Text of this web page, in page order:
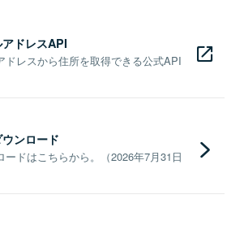
ドレスAPI
ドレスから住所を取得できる公式API
ンロード
ドはこちらから。（2026年7月31日